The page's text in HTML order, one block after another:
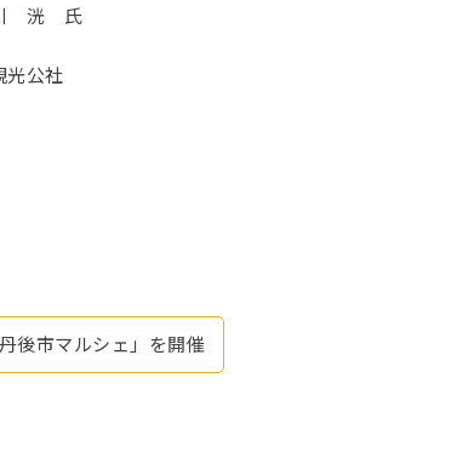
川 洸 氏
光公社
後市マルシェ」を開催